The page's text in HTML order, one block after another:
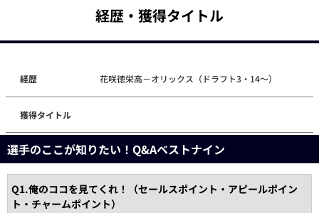
経歴・獲得タイトル
経歴 花咲徳栄高－オリックス（ドラフト3・14～）
獲得タイトル
選手のここが知りたい！Q&Aベストナイン
Q1.俺のココを見てくれ！（セールスポイント・アピールポイン
ト・チャームポイント）